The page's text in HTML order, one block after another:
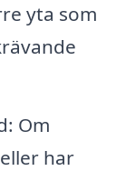
yta som
Om
har